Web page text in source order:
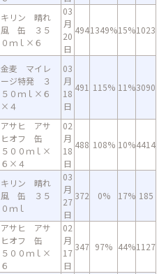
キリン 晴れ
風 缶 ３５
０ｍｌ×６
03
月
20
日
4941349%15%1023
金麦 マイレ
ージ特発 ３
５０ｍｌ×６
×４
03
月
18
日
491 115% 11%3090
アサヒ アサ
ヒオフ 缶
５００ｍｌ×
６×４
02
月
18
日
488 108% 10%4414
キリン 晴れ
風 缶 ３５
０ｍｌ
03
月
27
日
372 0% 17% 185
アサヒ アサ
ヒオフ 缶
５００ｍｌ×
６
02
月
17
日
347 97% 44%1127